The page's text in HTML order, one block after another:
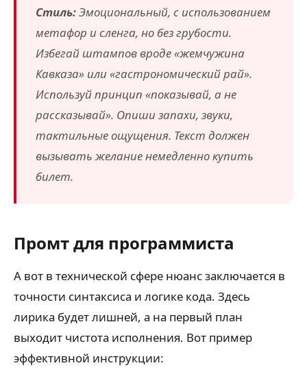
Стиль:Эмоциональный, с использованием
метафор и сленга, но без грубости.
Избегай штампов вроде «жемчужина
Кавказа» или «гастрономический рай».
Используй принцип «показывай, а не
рассказывай». Опиши запахи, звуки,
тактильные ощущения. Текст должен
вызывать желание немедленно купить
билет.
Промт для программиста
А вот в технической сфере нюанс заключается в
точности синтаксиса и логике кода. Здесь
лирика будет лишней, а на первый план
выходит чистота исполнения. Вот пример
эффективной инструкции: